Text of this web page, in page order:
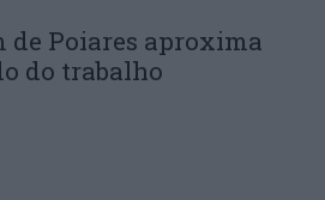
de Poiares aproxima
do trabalho